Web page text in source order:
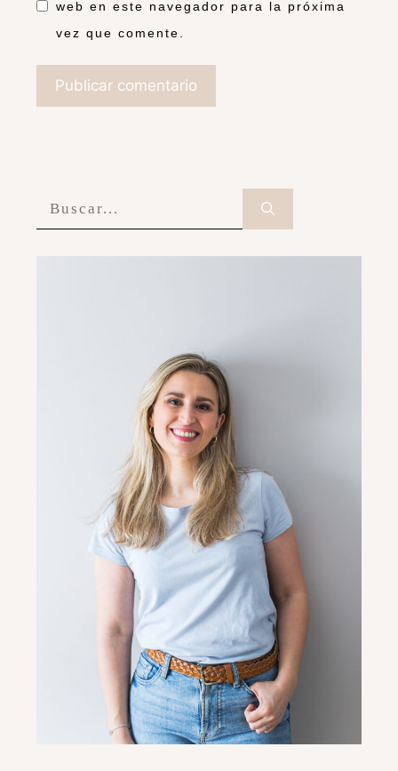
web en este navegador para la próxima
vez que comente.